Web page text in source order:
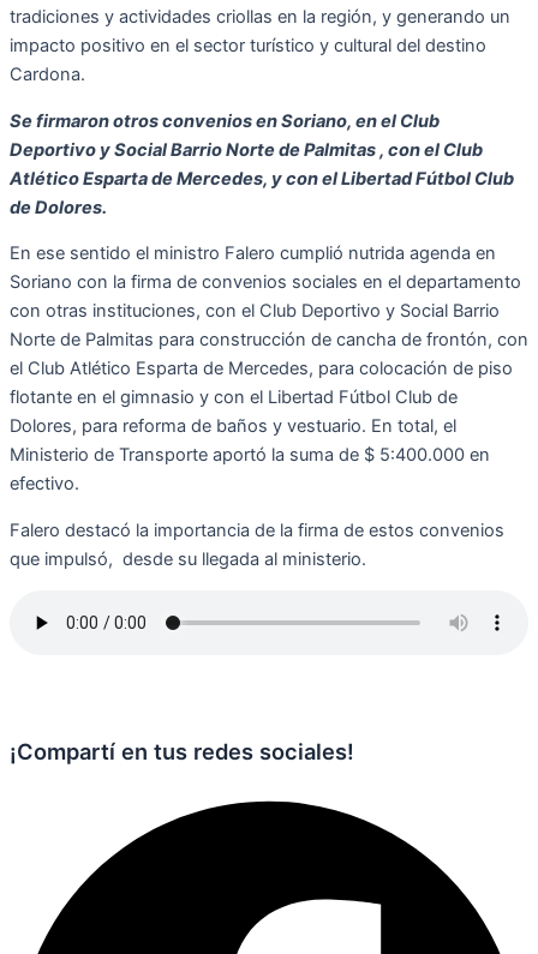
tradiciones y actividades criollas en la región, y generando un
impacto positivo en el sector turístico y cultural del destino
Cardona.
Se firmaron otros convenios en Soriano, en el Club
Deportivo y Social Barrio Norte de Palmitas , con el Club
Atlético Esparta de Mercedes, y con el Libertad Fútbol Club
de Dolores.
En ese sentido el ministro Falero cumplió nutrida agenda en
Soriano con la firma de convenios sociales en el departamento
con otras instituciones, con el Club Deportivo y Social Barrio
Norte de Palmitas para construcción de cancha de frontón, con
el Club Atlético Esparta de Mercedes, para colocación de piso
flotante en el gimnasio y con el Libertad Fútbol Club de
Dolores, para reforma de baños y vestuario. En total, el
Ministerio de Transporte aportó la suma de $ 5:400.000 en
efectivo.
Falero destacó la importancia de la firma de estos convenios
que impulsó, desde su llegada al ministerio.
¡Compartí en tus redes sociales!